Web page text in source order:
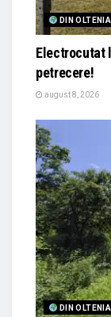
DIN OLTENIA
Electrocutat
petrecere!
august 8, 2026
DIN OLTENIA